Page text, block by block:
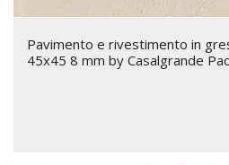
Pavimento e rivestimento in
45x45 8 mm by Casalgrande